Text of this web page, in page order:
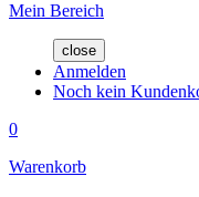
Mein Bereich
close
Anmelden
Noch kein
0
Warenkorb